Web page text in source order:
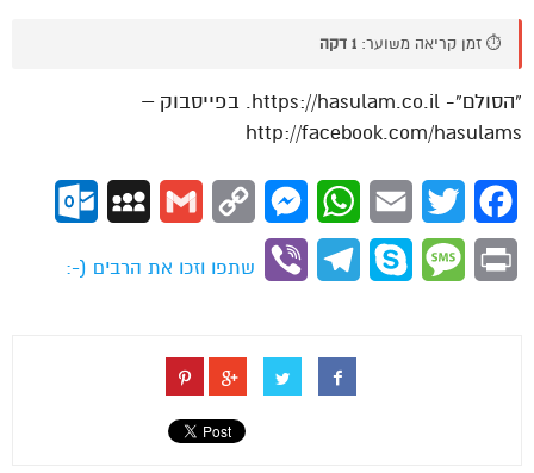
⏱️ זמן קריאה משוער: 1 דקה
“הסולם”- https://hasulam.co.il. בפייסבוק –
http://facebook.com/hasulams
Facebook
Twitter
Email
WhatsApp
Messenger
Copy
Gmail
MySpace
Print
Message
Skype
Telegram
Viber
שתפו וזכו את הרבים (-: